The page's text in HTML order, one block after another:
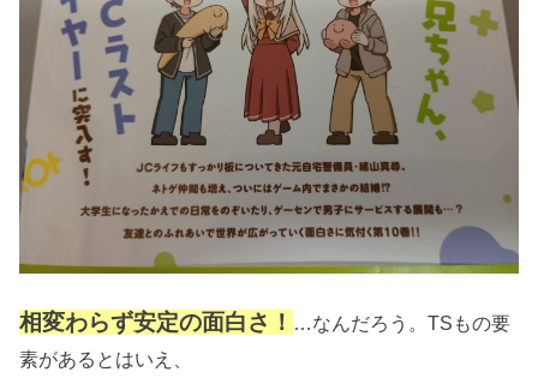
相変わらず安定の面白さ！ …なんだろう。TSもの要
素があるとはいえ、